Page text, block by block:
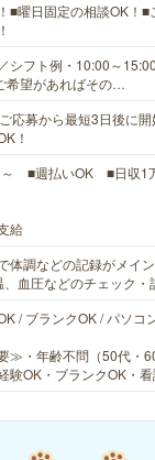
■曜日固定の相談OK！■
シフト例・10:00～
希望があればその…
応募から最短3日後に
！
～ ■週払いOK ■日収1
給
体調などの記録がメイ
血圧などのチェック
/ ブランクOK / パソコ
≫・年齢不問（50代・
験OK・ブランクOK・